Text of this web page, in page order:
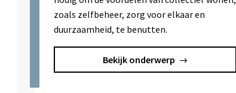
zoals zelfbeheer, zorg voor elkaar en
duurzaamheid, te benutten.
Bekijk onderwerp